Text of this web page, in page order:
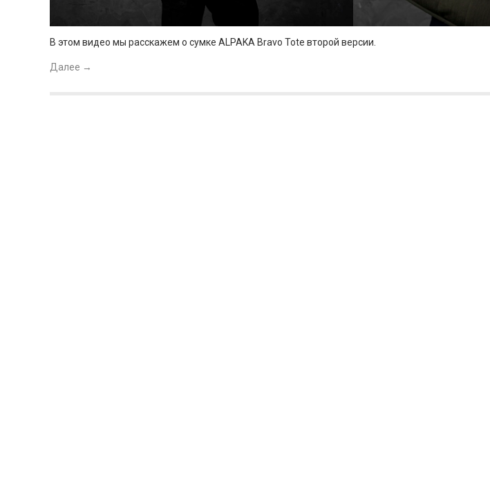
В этом видео мы расскажем о сумке ALPAKA Bravo Tote второй версии.
Далее →